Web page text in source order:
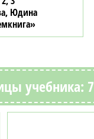
Юдина
учебника: 7